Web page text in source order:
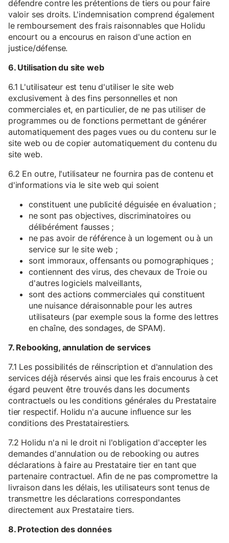
défendre contre les prétentions de tiers ou pour faire
valoir ses droits. L'indemnisation comprend également
le remboursement des frais raisonnables que Holidu
encourt ou a encourus en raison d'une action en
justice/défense.
6. Utilisation du site web
6.1 L'utilisateur est tenu d'utiliser le site web
exclusivement à des fins personnelles et non
commerciales et, en particulier, de ne pas utiliser de
programmes ou de fonctions permettant de générer
automatiquement des pages vues ou du contenu sur le
site web ou de copier automatiquement du contenu du
site web.
6.2 En outre, l'utilisateur ne fournira pas de contenu et
d'informations via le site web qui soient
constituent une publicité déguisée en évaluation ;
ne sont pas objectives, discriminatoires ou
délibérément fausses ;
ne pas avoir de référence à un logement ou à un
service sur le site web ;
sont immoraux, offensants ou pornographiques ;
contiennent des virus, des chevaux de Troie ou
d'autres logiciels malveillants,
sont des actions commerciales qui constituent
une nuisance déraisonnable pour les autres
utilisateurs (par exemple sous la forme des lettres
en chaîne, des sondages, de SPAM).
7. Rebooking, annulation de services
7.1 Les possibilités de réinscription et d'annulation des
services déjà réservés ainsi que les frais encourus à cet
égard peuvent être trouvés dans les documents
contractuels ou les conditions générales du Prestataire
tier respectif. Holidu n'a aucune influence sur les
conditions des Prestatairestiers.
7.2 Holidu n'a ni le droit ni l'obligation d'accepter les
demandes d'annulation ou de rebooking ou autres
déclarations à faire au Prestataire tier en tant que
partenaire contractuel. Afin de ne pas compromettre la
livraison dans les délais, les utilisateurs sont tenus de
transmettre les déclarations correspondantes
directement aux Prestataire tiers.
8. Protection des données